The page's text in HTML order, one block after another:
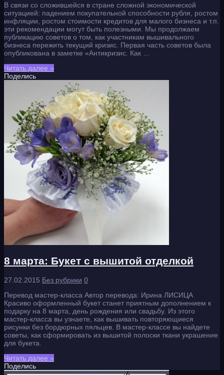
В связи со сложившейся в стране сложной экономической
ситуацией: падением покупательной способности рубля, ростом
инфляции, ростом стоимости кредитов для малого бизнеса и т.п.
эти рекомендации могут быть полезными. Мы продолжаем
публикацию советов о том, как участникам вышивального
бизнеса пережить текущий кризис. Первая часть советов была
опубликована в заметке «Антикризис. Как …
Читать далее »
Поделись
8 марта: Букет с вышитой отделкой
27.02.2015 Без рубрики 0
Перевод мастер-класса Автор перевода: Ирина ЛИСИЦА
Красиво оформленный букет станет приятным дополнением к
подарку на 8 марта, день рождения или свадьбу. Из этого
мастер-класса вы узнаете, как вышивать повторяющиеся
рисунки без бордюрных пяльцев. В мастер-классе вы найдете
советы, как сформировать из вышитой полоски ткани украшение
для букета.
Читать далее »
Поделись